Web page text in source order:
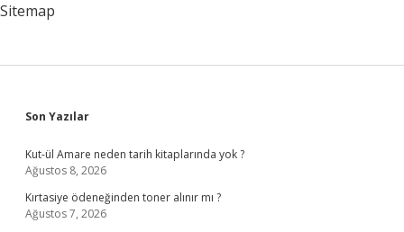
Sitemap
Sidebar
Son Yazılar
Kut-ül Amare neden tarih kitaplarında yok ?
Ağustos 8, 2026
Kırtasiye ödeneğinden toner alınır mı ?
Ağustos 7, 2026